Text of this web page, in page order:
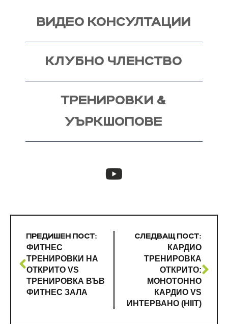
ВИДЕО КОНСУЛТАЦИИ
КЛУБНО ЧЛЕНСТВО
ТРЕНИРОВКИ &
УЪРКШОПОВЕ
ПРЕДИШЕН ПОСТ:
ФИТНЕС
ТРЕНИРОВКИ НА
ОТКРИТО VS
ТРЕНИРОВКА ВЪВ
ФИТНЕС ЗАЛА
СЛЕДВАЩ ПОСТ:
КАРДИО
ТРЕНИРОВКА
ОТКРИТО:
МОНОТОННО
КАРДИО VS
ИНТЕРВАНО (HIIT)